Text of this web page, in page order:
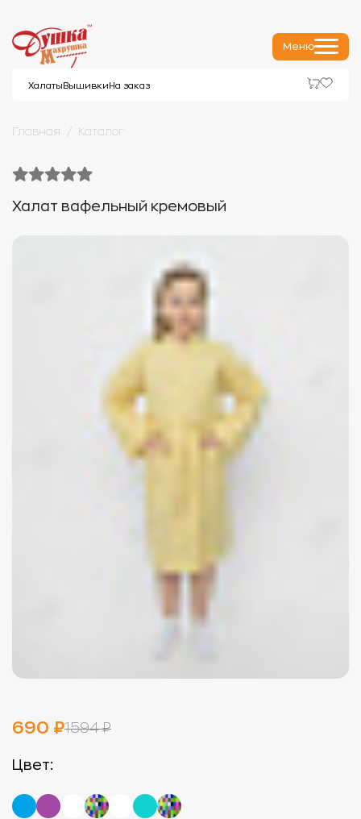
Меню
Халаты Вышивки На заказ
Главная Каталог
Халат вафельный кремовый
690 ₽1594 ₽
Цвет: